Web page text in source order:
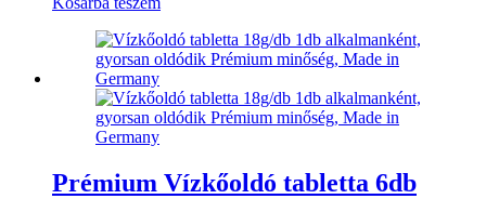
Prémium Vízkőoldó tabletta 6db